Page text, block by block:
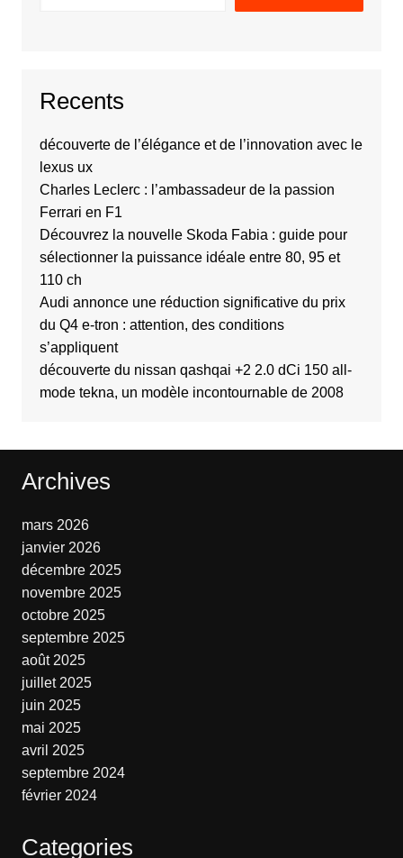
Recents
découverte de l’élégance et de l’innovation avec le
lexus ux
Charles Leclerc : l’ambassadeur de la passion
Ferrari en F1
Découvrez la nouvelle Skoda Fabia : guide pour
sélectionner la puissance idéale entre 80, 95 et
110 ch
Audi annonce une réduction significative du prix
du Q4 e-tron : attention, des conditions
s’appliquent
découverte du nissan qashqai +2 2.0 dCi 150 all-
mode tekna, un modèle incontournable de 2008
Archives
mars 2026
janvier 2026
décembre 2025
novembre 2025
octobre 2025
septembre 2025
août 2025
juillet 2025
juin 2025
mai 2025
avril 2025
septembre 2024
février 2024
Categories